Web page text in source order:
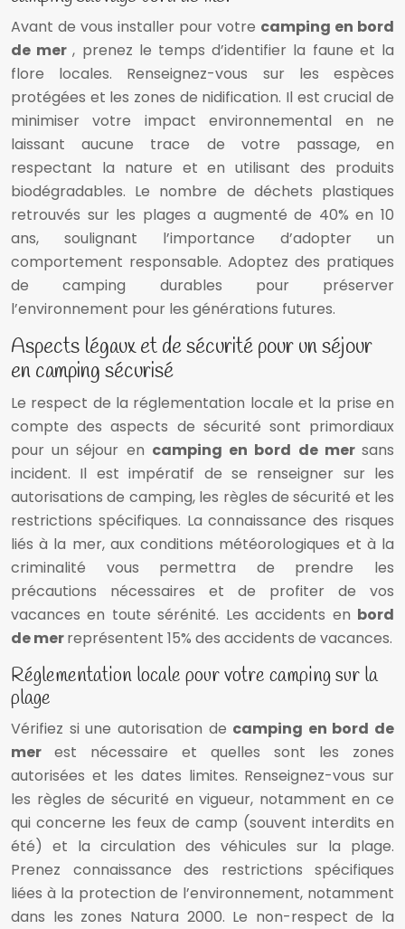
Avant de vous installer pour votre camping en bord
de mer, prenez le temps d’identifier la faune et la
flore locales. Renseignez-vous sur les espèces
protégées et les zones de nidification. Il est crucial de
minimiser votre impact environnemental en ne
laissant aucune trace de votre passage, en
respectant la nature et en utilisant des produits
biodégradables. Le nombre de déchets plastiques
retrouvés sur les plages a augmenté de 40% en 10
ans, soulignant l’importance d’adopter un
comportement responsable. Adoptez des pratiques
de camping durables pour préserver
l’environnement pour les générations futures.
Aspects légaux et de sécurité pour un séjour
en camping sécurisé
Le respect de la réglementation locale et la prise en
compte des aspects de sécurité sont primordiaux
pour un séjour en camping en bord de mersans
incident. Il est impératif de se renseigner sur les
autorisations de camping, les règles de sécurité et les
restrictions spécifiques. La connaissance des risques
liés à la mer, aux conditions météorologiques et à la
criminalité vous permettra de prendre les
précautions nécessaires et de profiter de vos
vacances en toute sérénité. Les accidents en bord
de merreprésentent 15% des accidents de vacances.
Réglementation locale pour votre camping sur la
plage
Vérifiez si une autorisation de camping en bord de
mer est nécessaire et quelles sont les zones
autorisées et les dates limites. Renseignez-vous sur
les règles de sécurité en vigueur, notamment en ce
qui concerne les feux de camp (souvent interdits en
été) et la circulation des véhicules sur la plage.
Prenez connaissance des restrictions spécifiques
liées à la protection de l’environnement, notamment
dans les zones Natura 2000. Le non-respect de la